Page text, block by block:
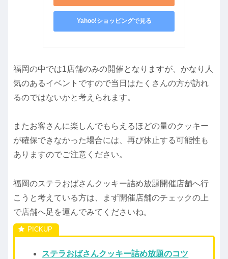
Yahoo!ショッピングで見る
福岡の中では1店舗のみの開催となりますが、かなり人
気のあるイベントですので当日はたくさんの方が訪れ
るのではないかと考えられます。
またお客さんに楽しんでもらえるほどの量のクッキー
が確保できなかった場合には、再び休止する可能性も
ありますのでご注意ください。
福岡のステラおばさんクッキー詰め放題開催店舗へ行
こうと考えている方は、まず開催店舗のチェックの上
で店舗へ足を運んでみてくださいね。
ステラおばさんクッキー詰め放題のコツ